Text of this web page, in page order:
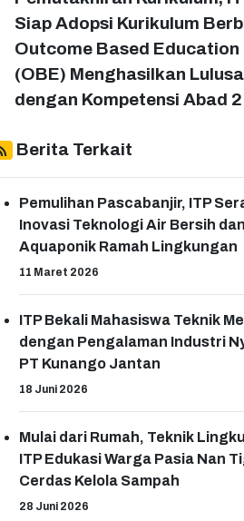
Siap Adopsi Kurikulum
Outcome Based Education
(OBE) Menghasilkan
dengan Kompetensi Abad
Berita Terkait
Pemulihan Pascabanjir, ITP
Inovasi Teknologi Air Bersih dan
Aquaponik Ramah Lingkungan
11 Maret 2026
ITP Bekali Mahasiswa Teknik
dengan Pengalaman Industri
PT Kunango Jantan
18 Juni 2026
Mulai dari Rumah, Teknik
ITP Edukasi Warga Pasia Nan
Cerdas Kelola Sampah
28 Juni 2026